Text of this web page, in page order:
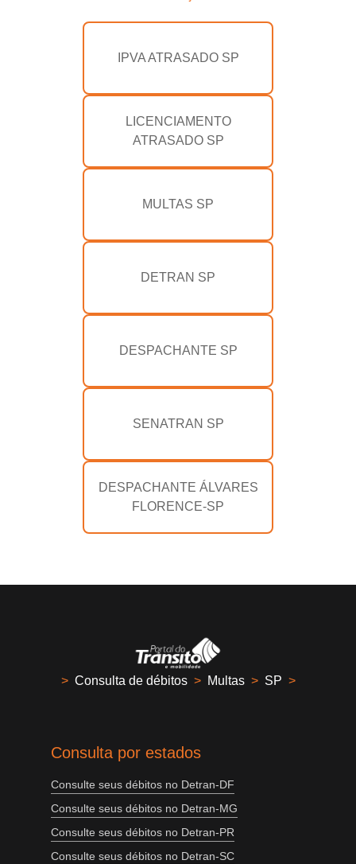
IPVA ATRASADO SP
LICENCIAMENTO
ATRASADO SP
MULTAS SP
DETRAN SP
DESPACHANTE SP
SENATRAN SP
DESPACHANTE ÁLVARES
FLORENCE-SP
> Consulta de débitos > Multas > SP >
Consulta por estados
Consulte seus débitos no Detran-DF
Consulte seus débitos no Detran-MG
Consulte seus débitos no Detran-PR
Consulte seus débitos no Detran-SC